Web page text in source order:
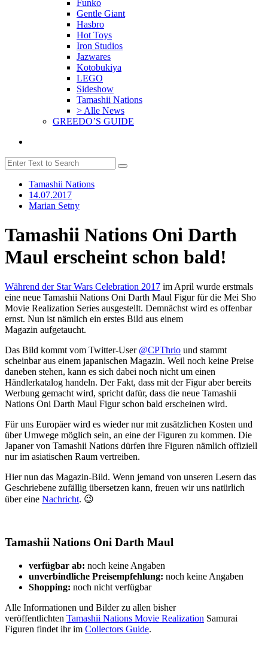
Funko
Gentle Giant
Hasbro
Hot Toys
Iron Studios
Jazwares
Kotobukiya
LEGO
Sideshow
Tamashii Nations
> Alle News
GREEDO’S GUIDE
Tamashii Nations
14.07.2017
Marian Setny
Tamashii Nations Oni Darth
Maul erscheint schon bald!
Während der Star Wars Celebration 2017 im April wurde erstmals
eine neue Tamashii Nations Oni Darth Maul Figur für die Mei Sho
Movie Realization Series ausgestellt. Demnächst wird es offenbar
ernst. Nun ist nämlich ein erstes Bild aus einem
Magazin aufgetaucht.
Das Bild kommt vom Twitter-User @CPThrio und stammt
scheinbar aus einem japanischen Magazin. Weil noch keine Preise
daneben stehen, kann es sich dabei noch nicht um einen
Händlerkatalog handeln. Der Fakt, dass mit der Figur aber bereits
Werbung gemacht wird, spricht dafür, dass die neue Tamashii
Nations Oni Darth Maul Figur schon bald erscheinen wird.
Für uns Europäer wird es wieder nur mit zusätzlichen Kosten und
über Umwege möglich sein, an eine der Figuren zu kommen. Die
Japaner von Tamashii Nations dürfen ihre Figuren nämlich offiziell
nur im asiatischen Raum vertreiben.
Hier nun das Magazin-Bild. Wenn jemand von unseren Lesern das
Geschriebene zufällig übersetzen kann, freuen wir uns natürlich
über eine Nachricht. 😉
Tamashii Nations Oni Darth Maul
verfügbar ab: noch keine Angaben
unverbindliche Preisempfehlung: noch keine Angaben
Shopping: noch nicht verfügbar
Alle Informationen und Bilder zu allen bisher
veröffentlichten Tamashii Nations Movie Realization Samurai
Figuren findet ihr im Collectors Guide.